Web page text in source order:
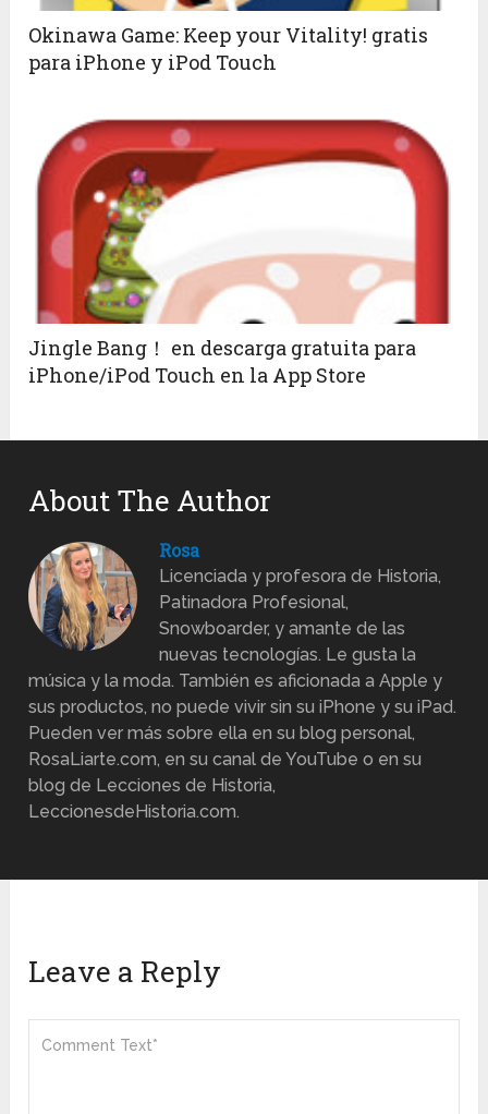
Okinawa Game: Keep your Vitality! gratis
para iPhone y iPod Touch
Jingle Bang！ en descarga gratuita para
iPhone/iPod Touch en la App Store
About The Author
Rosa
Licenciada y profesora de Historia,
Patinadora Profesional,
Snowboarder, y amante de las
nuevas tecnologías. Le gusta la
música y la moda. También es aficionada a Apple y
sus productos, no puede vivir sin su iPhone y su iPad.
Pueden ver más sobre ella en su blog personal,
RosaLiarte.com, en su canal de YouTube o en su
blog de Lecciones de Historia,
LeccionesdeHistoria.com.
Leave a Reply